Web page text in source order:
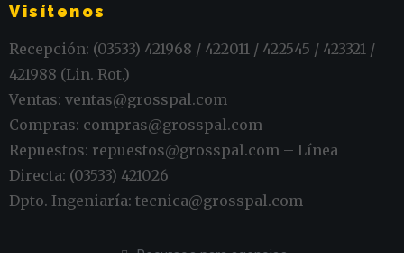
Visítenos
Recepción: (03533) 421968 / 422011 / 422545 / 423321 /
421988 (Lin. Rot.)
Ventas: ventas@grosspal.com
Compras: compras@grosspal.com
Repuestos: repuestos@grosspal.com – Línea
Directa: (03533) 421026
Dpto. Ingeniaría: tecnica@grosspal.com